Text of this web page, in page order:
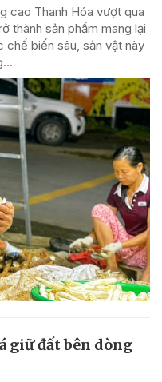
cao Thanh Hóa vượt qua
thành sản phẩm mang lại
chế biến sâu, sản vật này
giữ đất bên dòng